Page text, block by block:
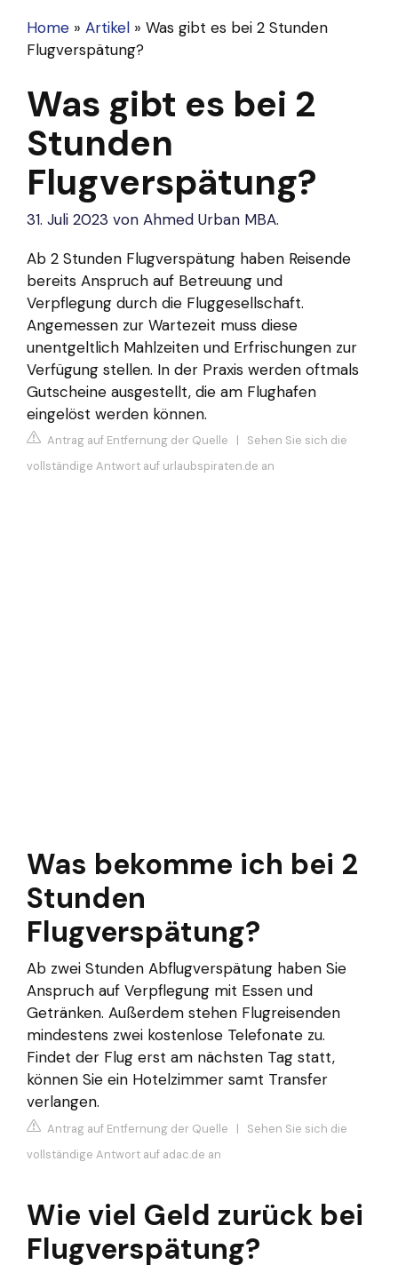
Home » Artikel » Was gibt es bei 2 Stunden
Flugverspätung?
Was gibt es bei 2
Stunden
Flugverspätung?
31. Juli 2023 von Ahmed Urban MBA.
Ab 2 Stunden Flugverspätung haben Reisende
bereits Anspruch auf Betreuung und
Verpflegung durch die Fluggesellschaft.
Angemessen zur Wartezeit muss diese
unentgeltlich Mahlzeiten und Erfrischungen zur
Verfügung stellen. In der Praxis werden oftmals
Gutscheine ausgestellt, die am Flughafen
eingelöst werden können.
Antrag auf Entfernung der Quelle | Sehen Sie sich die
vollständige Antwort auf urlaubspiraten.de an
Was bekomme ich bei 2
Stunden
Flugverspätung?
Ab zwei Stunden Abflugverspätung haben Sie
Anspruch auf Verpflegung mit Essen und
Getränken. Außerdem stehen Flugreisenden
mindestens zwei kostenlose Telefonate zu.
Findet der Flug erst am nächsten Tag statt,
können Sie ein Hotelzimmer samt Transfer
verlangen.
Antrag auf Entfernung der Quelle | Sehen Sie sich die
vollständige Antwort auf adac.de an
Wie viel Geld zurück bei
Flugverspätung?